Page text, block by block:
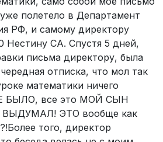
полетело в Департамент
РФ, и самому директору
Нестину СА. Спустя 5 дней,
письма директору, была
отписка, что мол так
математики ничего
БЫЛО, все это МОЙ СЫН
ЭТО вообще как
того, директор